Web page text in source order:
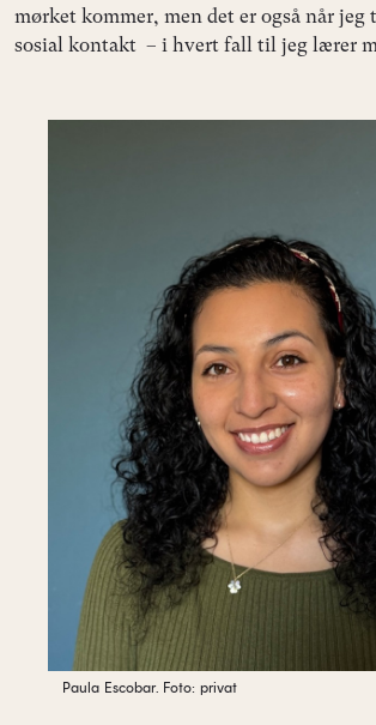
mørket kommer, men det er også når jeg
sosial kontakt – i hvert fall til jeg lærer
Paula Escobar. Foto: privat